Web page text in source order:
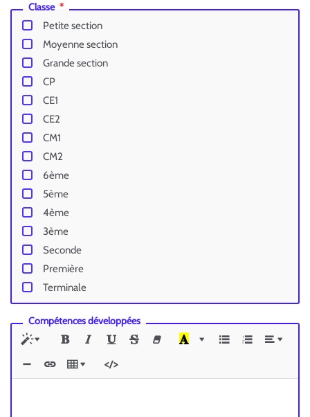
Classe
Petite section
Moyenne section
Grande section
CP
CE1
CE2
CM1
CM2
6ème
5ème
4ème
3ème
Seconde
Première
Terminale
Compétences développées